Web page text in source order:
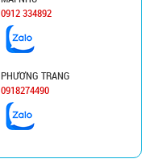
0912 334892
PHƯƠNG TRANG
0918274490